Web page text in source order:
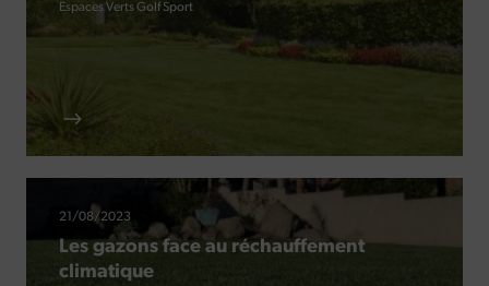
Espaces VertsGolf Sport
21/08/2023
Les gazons face au réchauffement
climatique